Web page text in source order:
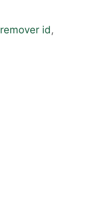
remover id ,